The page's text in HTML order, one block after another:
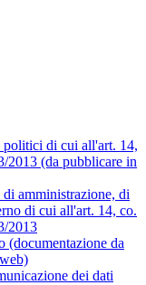
di cui all'art. 14,
2013 (da pubblicare in
amministrazione, di
di cui all'art. 14, co.
2013
(documentazione da
dei dati